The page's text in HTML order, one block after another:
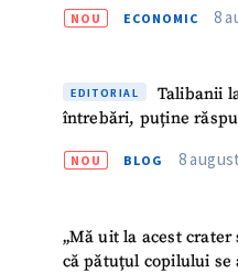
NOU ECONOMIC 8
EDITORIAL
Talibanii
întrebări, puține
NOU BLOG 8
„Mă uit la acest
că pătuțul copilului se
de acord cupolitica de
ȘTIREA